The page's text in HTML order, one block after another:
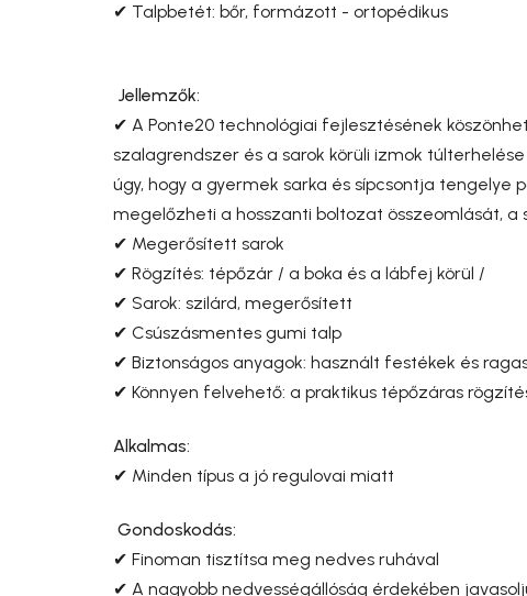
✔ Talpbetét: bőr, formázott - ortopédikus
Jellemzők:
✔ A Ponte20 technológiai fejlesztésének
szalagrendszer és a sarok körüli izmok
úgy, hogy a gyermek sarka és sípcsontja
megelőzheti a hosszanti boltozat összeomlását,
✔ Megerősített sarok
✔ Rögzítés: tépőzár / a boka és a lábfej körül /
✔ Sarok: szilárd, megerősített
✔ Csúszásmentes gumi talp
✔ Biztonságos anyagok: használt festékek és
✔ Könnyen felvehető: a praktikus tépőzáras
Alkalmas:
✔ Minden típus a jó regulovai miatt
Gondoskodás:
✔ Finoman tisztítsa meg nedves ruhával
✔ A nagyobb nedvességállóság érdekében